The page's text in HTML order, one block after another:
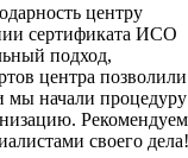
центру
сертификата ИСО
подход,
центра позволили
мы начали процедуру
Рекомендуем
своего дела!